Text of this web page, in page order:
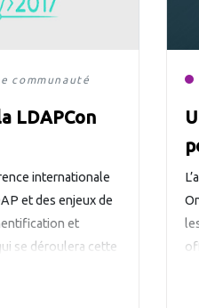
communauté
LDAPCon
internationale
et des enjeux de
et
se déroulera cette